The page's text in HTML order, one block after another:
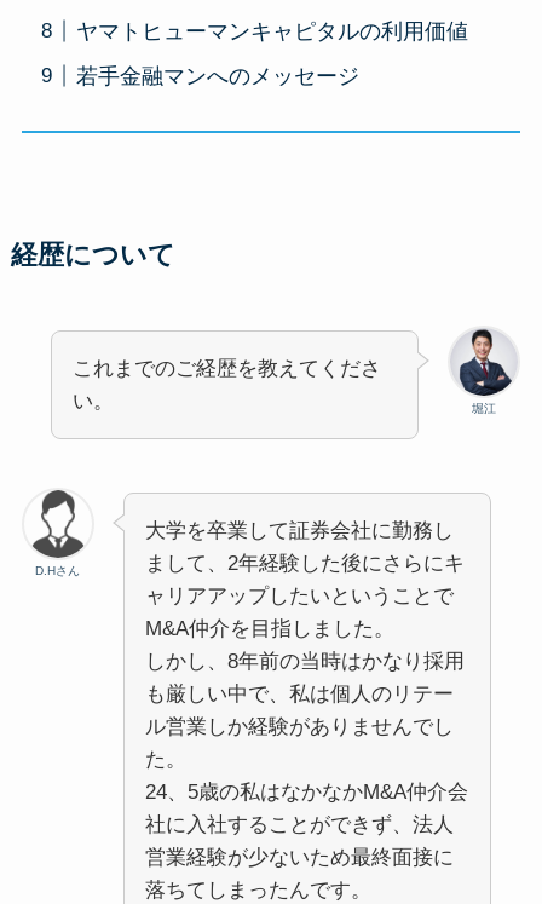
ヤマトヒューマンキャピタルの利用価値
若手金融マンへのメッセージ
経歴について
堀江
これまでのご経歴を教えてくださ
い。
D.Hさん
大学を卒業して証券会社に勤務し
まして、2年経験した後にさらにキ
ャリアアップしたいということで
M&A仲介を目指しました。
しかし、8年前の当時はかなり採用
も厳しい中で、私は個人のリテー
ル営業しか経験がありませんでし
た。
24、5歳の私はなかなかM&A仲介会
社に入社することができず、法人
営業経験が少ないため最終面接に
落ちてしまったんです。